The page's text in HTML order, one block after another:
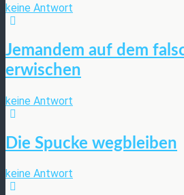
keine Antwort
Jemandem auf dem
erwischen
keine Antwort
Die Spucke wegbleiben
keine Antwort